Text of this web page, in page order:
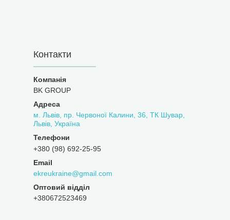
Контакти
BK GROUP
м. Львів, пр. Червоної Калини, 36, ТК Шувар,
Львів, Україна
+380 (98) 692-25-95
ekreukraine@gmail.com
Оптовий відділ
+380672523469